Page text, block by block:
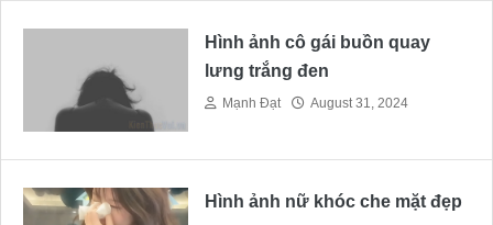
Hình ảnh cô gái buồn quay
lưng trắng đen
Mạnh Đạt August 31, 2024
Hình ảnh nữ khóc che mặt đẹp